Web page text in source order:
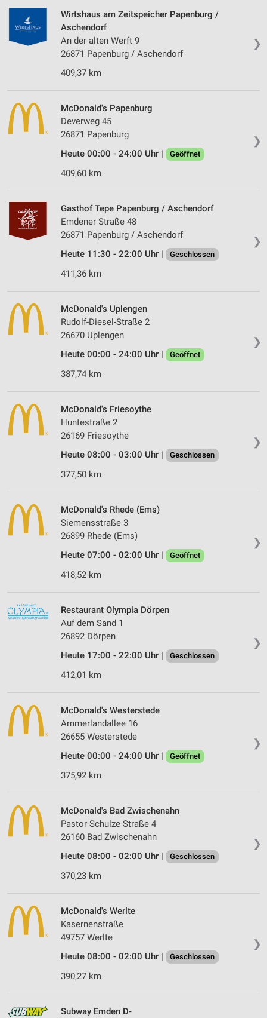
❯
Wirtshaus am Zeitspeicher Papenburg /
Aschendorf
An der alten Werft 9
26871 Papenburg / Aschendorf
409,37 km
❯
McDonald's Papenburg
Deverweg 45
26871 Papenburg
Heute 00:00 - 24:00 Uhr |
Geöffnet
409,60 km
❯
Gasthof Tepe Papenburg / Aschendorf
Emdener Straße 48
26871 Papenburg / Aschendorf
Heute 11:30 - 22:00 Uhr |
Geschlossen
411,36 km
❯
McDonald's Uplengen
Rudolf-Diesel-Straße 2
26670 Uplengen
Heute 00:00 - 24:00 Uhr |
Geöffnet
387,74 km
❯
McDonald's Friesoythe
Huntestraße 2
26169 Friesoythe
Heute 08:00 - 03:00 Uhr |
Geschlossen
377,50 km
❯
McDonald's Rhede (Ems)
Siemensstraße 3
26899 Rhede (Ems)
Heute 07:00 - 02:00 Uhr |
Geöffnet
418,52 km
❯
Restaurant Olympia Dörpen
Auf dem Sand 1
26892 Dörpen
Heute 17:00 - 22:00 Uhr |
Geschlossen
412,01 km
❯
McDonald's Westerstede
Ammerlandallee 16
26655 Westerstede
Heute 00:00 - 24:00 Uhr |
Geöffnet
375,92 km
❯
McDonald's Bad Zwischenahn
Pastor-Schulze-Straße 4
26160 Bad Zwischenahn
Heute 08:00 - 02:00 Uhr |
Geschlossen
370,23 km
❯
McDonald's Werlte
Kasernenstraße
49757 Werlte
Heute 08:00 - 02:00 Uhr |
Geschlossen
390,27 km
Subway Emden D-